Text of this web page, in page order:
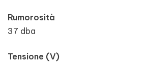
Rumorosità
37 dba
Tensione (V)